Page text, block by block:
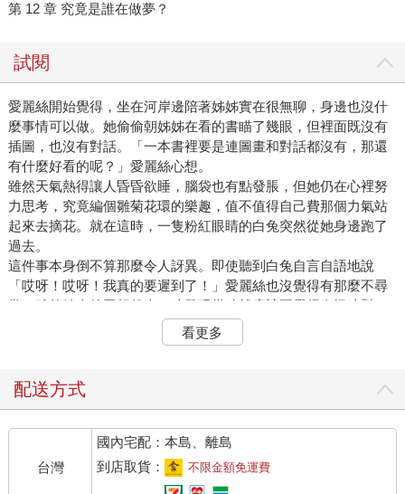
第 12 章 究竟是誰在做夢？
試閱
愛麗絲開始覺得，坐在河岸邊陪著姊姊實在很無聊，身邊也沒什
麼事情可以做。她偷偷朝姊姊在看的書瞄了幾眼，但裡面既沒有
插圖，也沒有對話。「一本書裡要是連圖畫和對話都沒有，那還
有什麼好看的呢？」愛麗絲心想。
雖然天氣熱得讓人昏昏欲睡，腦袋也有點發脹，但她仍在心裡努
力思考，究竟編個雛菊花環的樂趣，值不值得自己費那個力氣站
起來去摘花。就在這時，一隻粉紅眼睛的白兔突然從她身邊跑了
過去。
這件事本身倒不算那麼令人訝異。即使聽到白兔自言自語地說
「哎呀！哎呀！我真的要遲到了！」愛麗絲也沒覺得有那麼不尋
常（雖然她事後回想起來，才發現當時就應該要覺得奇怪才對，
但在那個當下，一切似乎都自然得很），然而，當白兔真的從西
裝背心口袋裡掏出一只懷錶看了看，然後又急急忙忙繼續趕路，
子會穿西裝背心，更別說還有懷錶可以拿出來看了。強烈的好奇
的一個大兔子洞裡。
就在那個瞬間，愛麗絲也跟著跳了下去，完全沒想過自己要怎麼
再回到地面。
兔子洞一開始筆直延伸，就像隧道一樣，延伸了一段距離，接著
看更多
配送方式
台灣
國內宅配：本島、離島
到店取貨：
不限金額免運費